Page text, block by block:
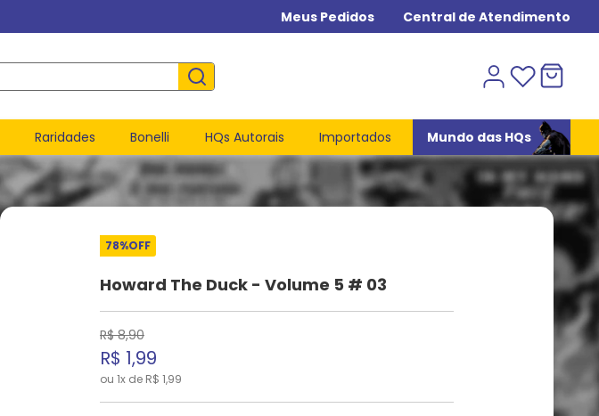
Meus Pedidos Central de Atendimento
Raridades Bonelli HQs Autorais Importados Mundo das HQs
78%OFF
Howard The Duck - Volume 5 # 03
R$ 8,90
R$ 1,99
ou 1x de R$ 1,99